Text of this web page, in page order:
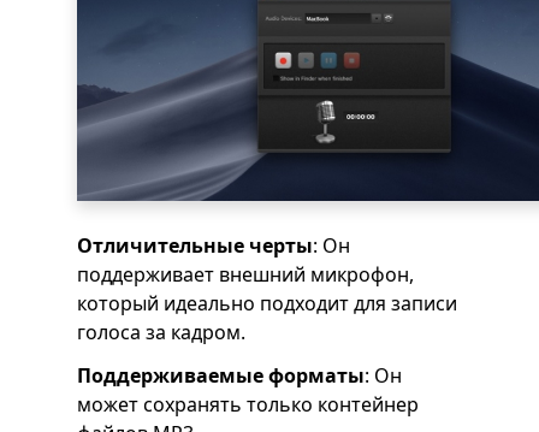
Отличительные черты: Он
поддерживает внешний микрофон,
который идеально подходит для записи
голоса за кадром.
Поддерживаемые форматы: Он
может сохранять только контейнер